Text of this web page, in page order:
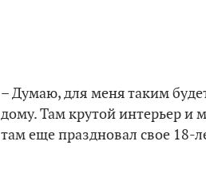
– Думаю, для меня таким
дому. Там крутой интерьер и
там еще праздновал свое 18-